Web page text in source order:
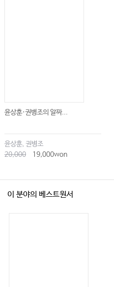
윤상훈·권병조의 알짜...
윤상훈, 권병조
20,000
19,000won
이 분야의 베스트원서